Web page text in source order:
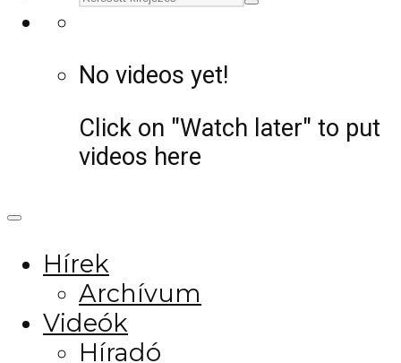
No videos yet!
Click on "Watch later" to put
videos here
Hírek
Archívum
Videók
Híradó